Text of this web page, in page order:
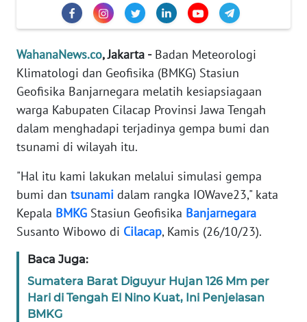
WahanaNews.co, Jakarta -Badan Meteorologi
Klimatologi dan Geofisika (BMKG) Stasiun
Geofisika Banjarnegara melatih kesiapsiagaan
warga Kabupaten Cilacap Provinsi Jawa Tengah
dalam menghadapi terjadinya gempa bumi dan
tsunami di wilayah itu.
"Hal itu kami lakukan melalui simulasi gempa
bumi dan tsunami dalam rangka IOWave23," kata
Kepala BMKG Stasiun Geofisika Banjarnegara
Susanto Wibowo di Cilacap, Kamis (26/10/23).
Baca Juga:
Sumatera Barat Diguyur Hujan 126 Mm per
Hari di Tengah El Nino Kuat, Ini Penjelasan
BMKG
Informasi
INDEKS
BERITA
KAMI
INFO
IKLAN
TENTANG
KAMI
PEDOMAN